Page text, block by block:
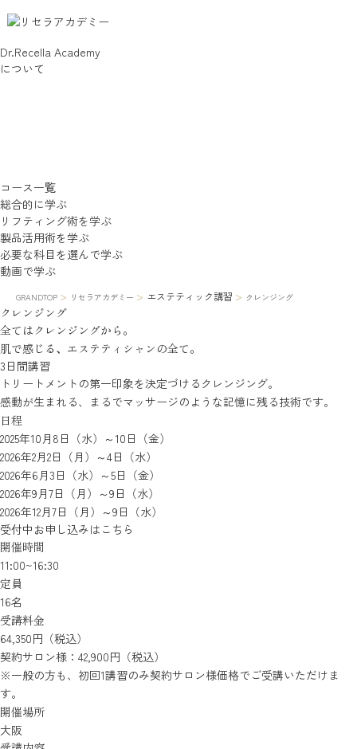
Dr.Recella Academy
について
コース一覧
総合的に学ぶ
リフティング術を学ぶ
製品活用術を学ぶ
必要な科目を選んで学ぶ
動画で学ぶ
GRANDTOP > リセラアカデミー > エステティック講習 > クレンジング
クレンジング
全てはクレンジングから。
肌で感じる、エステティシャンの全て。
3日間講習
トリートメントの第一印象を決定づけるクレンジング。
感動が生まれる、まるでマッサージのような記憶に残る技術です。
日程
2025年10月8日（水）～10日（金）
2026年2月2日（月）～4日（水）
2026年6月3日（水）～5日（金）
2026年9月7日（月）～9日（水）
2026年12月7日（月）～9日（水）
受付中 お申し込みはこちら
開催時間
11:00~16:30
定員
16名
受講料金
64,350円（税込）
契約サロン様：42,900円（税込）
※一般の方も、初回1講習のみ契約サロン様価格でご受講いただけま
す。
開催場所
大阪